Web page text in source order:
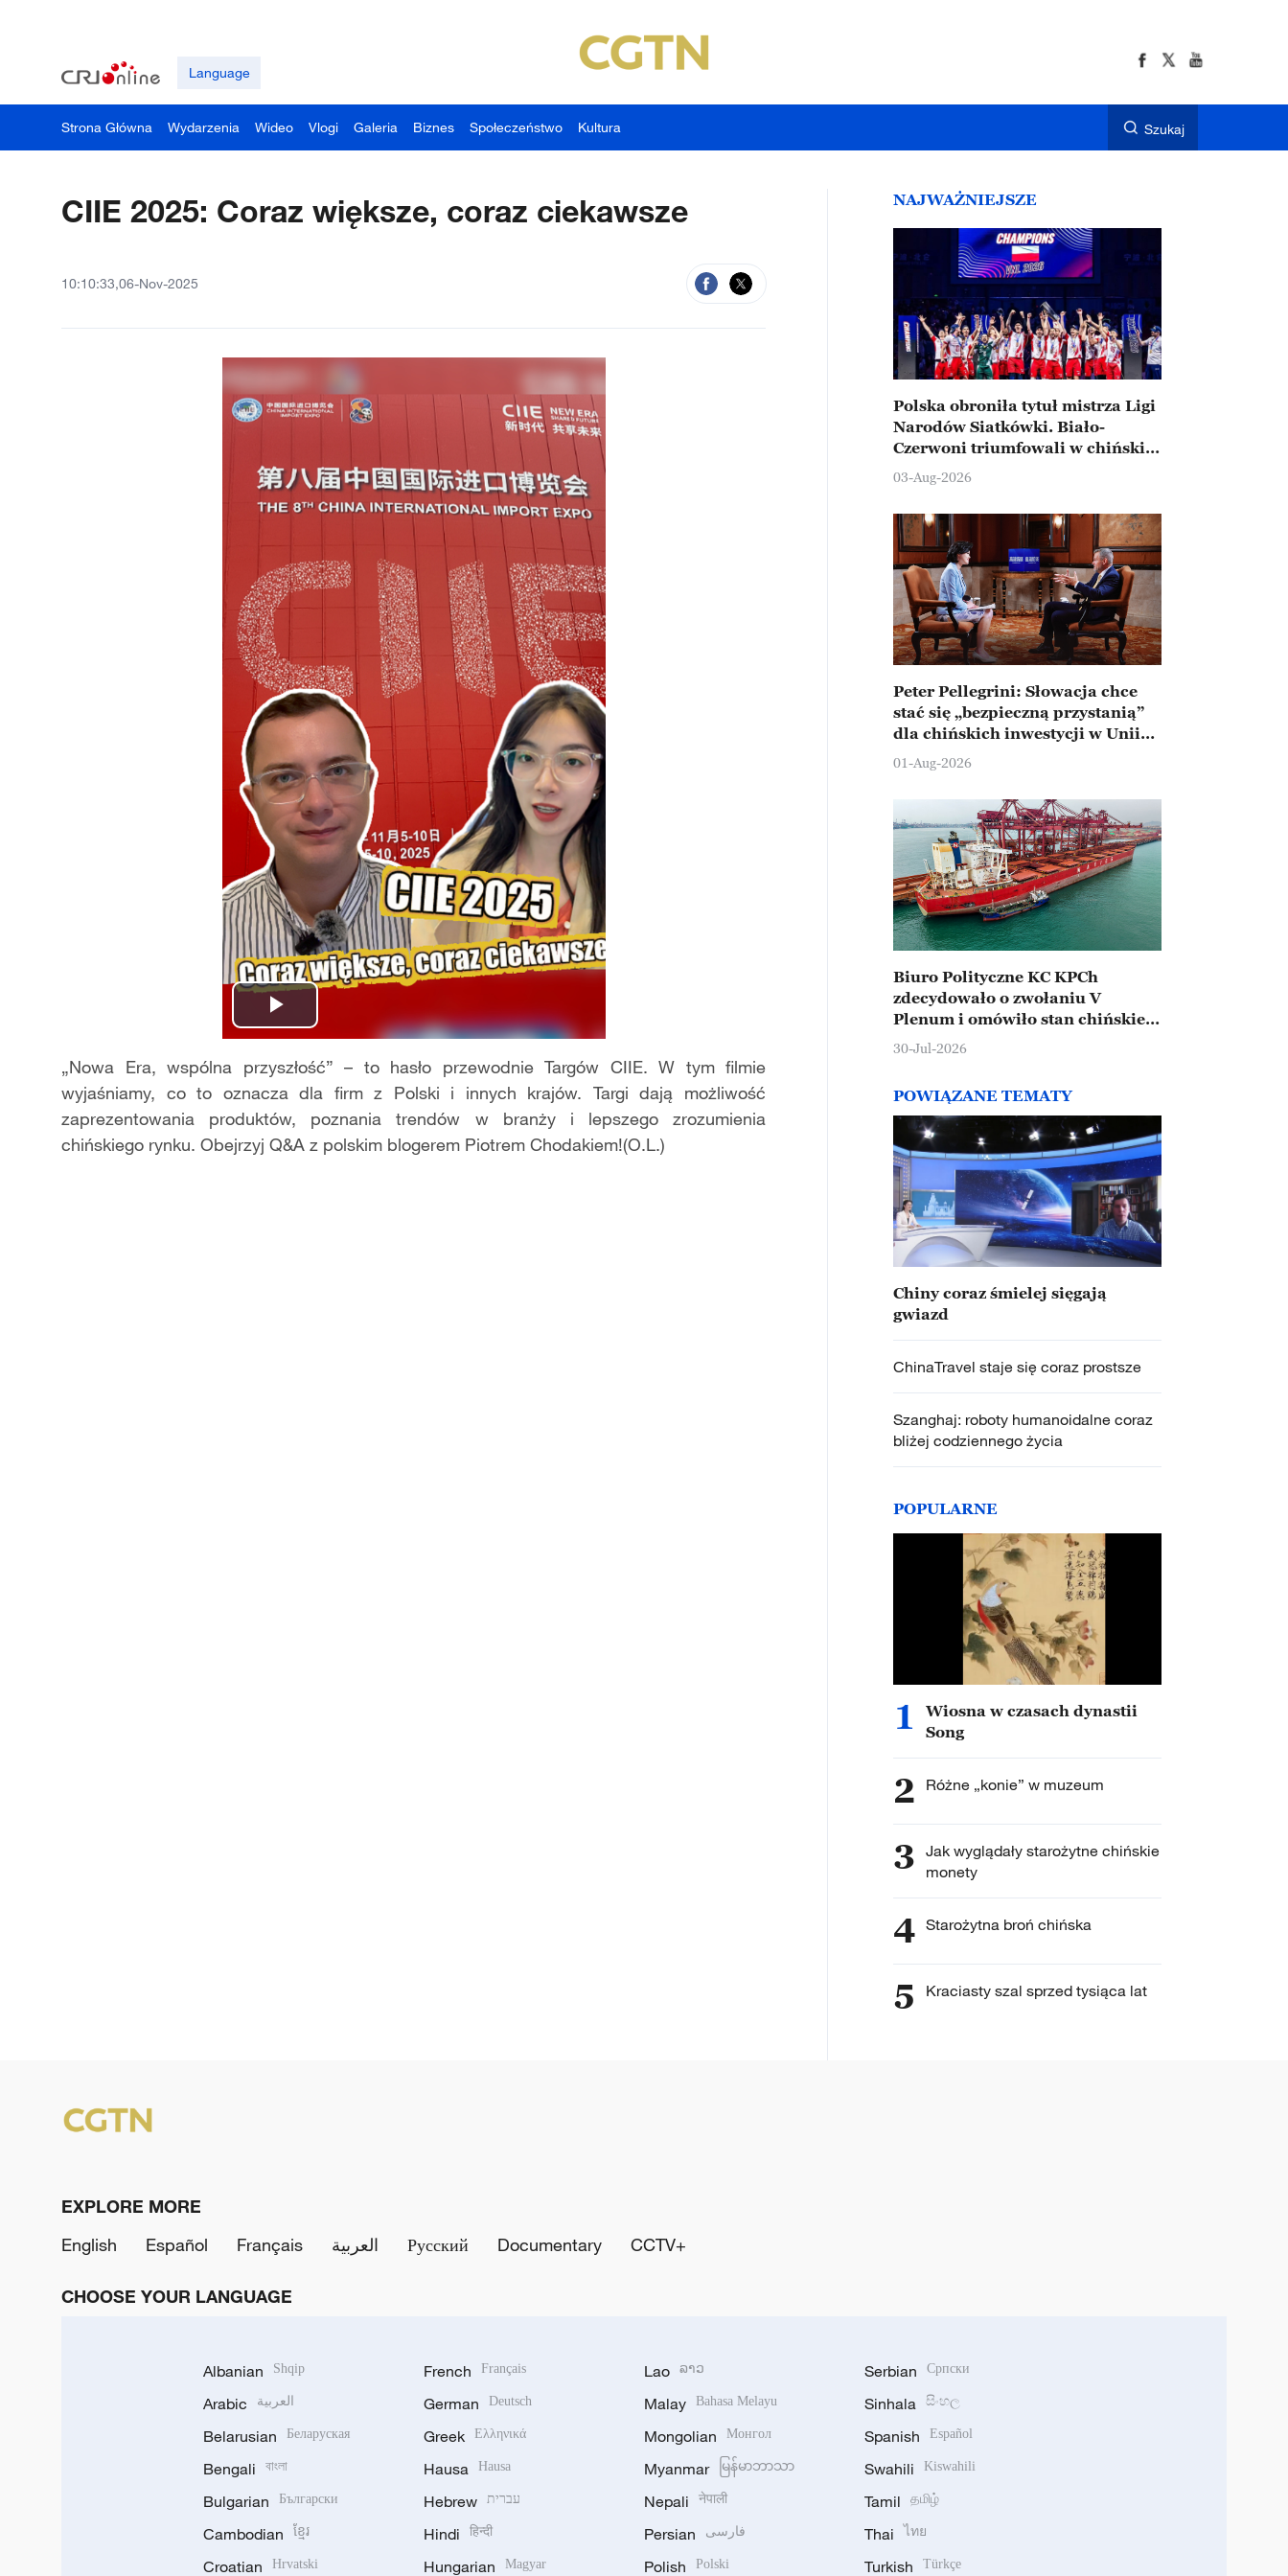
Language
Strona Główna Wydarzenia Wideo Vlogi Galeria Biznes Społeczeństwo Kultura Szukaj
CIIE 2025: Coraz większe, coraz ciekawsze
10:10:33,06-Nov-2025
Play
Video
„Nowa Era, wspólna przyszłość” – to hasło przewodnie Targów CIIE. W tym filmie
wyjaśniamy, co to oznacza dla firm z Polski i innych krajów. Targi dają możliwość
zaprezentowania produktów, poznania trendów w branży i lepszego zrozumienia
chińskiego rynku. Obejrzyj Q&A z polskim blogerem Piotrem Chodakiem!(O.L.)
NAJWAŻNIEJSZE
Polska obroniła tytuł mistrza Ligi
Narodów Siatkówki. Biało-
Czerwoni triumfowali w chińskim
Ningbo
03-Aug-2026
Peter Pellegrini: Słowacja chce
stać się „bezpieczną przystanią”
dla chińskich inwestycji w Unii
Europejskiej
01-Aug-2026
Biuro Polityczne KC KPCh
zdecydowało o zwołaniu V
Plenum i omówiło stan chińskiej
gospodarki
30-Jul-2026
POWIĄZANE TEMATY
Chiny coraz śmielej sięgają
gwiazd
ChinaTravel staje się coraz prostsze
Szanghaj: roboty humanoidalne coraz
bliżej codziennego życia
POPULARNE
1
Wiosna w czasach dynastii
Song
2 Różne „konie” w muzeum
3 Jak wyglądały starożytne chińskie
monety
4 Starożytna broń chińska
5 Kraciasty szal sprzed tysiąca lat
EXPLORE MORE
English
Español Français العربية Русский Documentary CCTV+
CHOOSE YOUR LANGUAGE
Albanian Shqip
Arabic العربية
Belarusian Беларуская
Bengali বাংলা
Bulgarian Български
Cambodian ខ្មែរ
Croatian Hrvatski
French Français
German Deutsch
Greek Ελληνικά
Hausa Hausa
Hebrew עברית
Hindi हिन्दी
Hungarian Magyar
Lao ລາວ
Malay Bahasa Melayu
Mongolian Монгол
Myanmar မြန်မာဘာသာ
Nepali नेपाली
Persian فارسی
Polish Polski
Serbian Српски
Sinhala සිංහල
Spanish Español
Swahili Kiswahili
Tamil தமிழ்
Thai ไทย
Turkish Türkçe